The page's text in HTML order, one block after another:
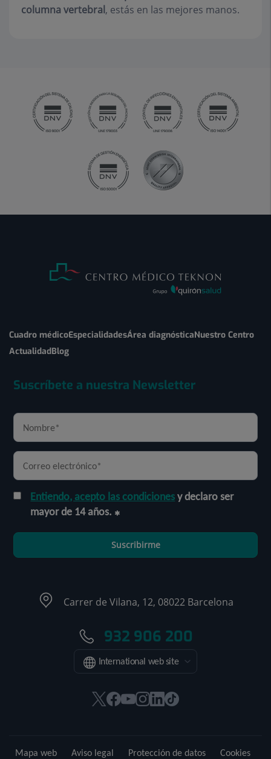
columna vertebral, estás en las mejores manos.
Cuadro médicoEspecialidadesÁrea diagnósticaNuestro Centro
ActualidadBlog
Suscríbete a nuestra Newsletter
Entiendo, acepto las condicionesy declaro ser
mayor de 14 años.
Suscribirme
Carrer de Vilana, 12, 08022 Barcelona
932 906 200
International web site
EsteEsteEsteEsteEsteEnlace
Mapa web Aviso legal Protección de datos Cookies